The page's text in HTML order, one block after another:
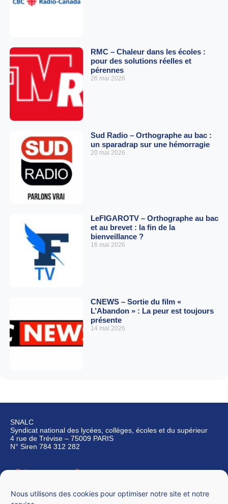
Nous utilisons des cookies pour optimiser notre site et notre
RMC – Chaleur dans les écoles :
pour des solutions réelles et
pérennes
26 mai 2026
Sud Radio – Orthographe au bac :
un sparadrap sur une hémorragie
20 mai 2026
LeFIGAROTV – Orthographe au bac
et au brevet : la fin de la
bienveillance ?
16 mai 2026
CNEWS – Sortie du film «
L’Abandon » : La peur est toujours
présente
14 mai 2026
SNALC
Syndicat national des lycées, collèges, écoles et du supérieur
4 rue de Trévise – 75009 PARIS
N° Siren 784 312 282
Qui sommes-nous ?